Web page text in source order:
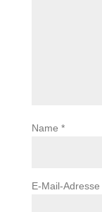
Name *
E-Mail-Adresse